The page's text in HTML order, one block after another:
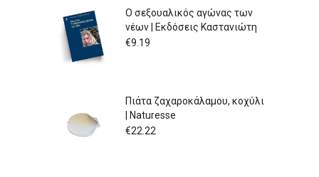
Ο σεξουαλικός αγώνας των
νέων | Εκδόσεις Καστανιώτη
€9.19
Πιάτα ζαχαροκάλαμου, κοχύλι
| Naturesse
€22.22